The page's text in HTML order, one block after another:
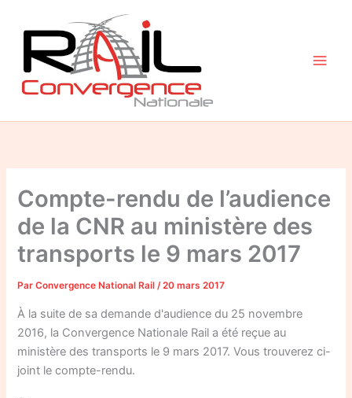
contenu
Compte-rendu de l’audience
de la CNR au ministère des
transports le 9 mars 2017
ParConvergence National Rail/20 mars 2017
À la suite de sa demande d'audience du 25 novembre
2016, la Convergence Nationale Rail a été reçue au
ministère des transports le 9 mars 2017. Vous trouverez ci-
joint le compte-rendu.